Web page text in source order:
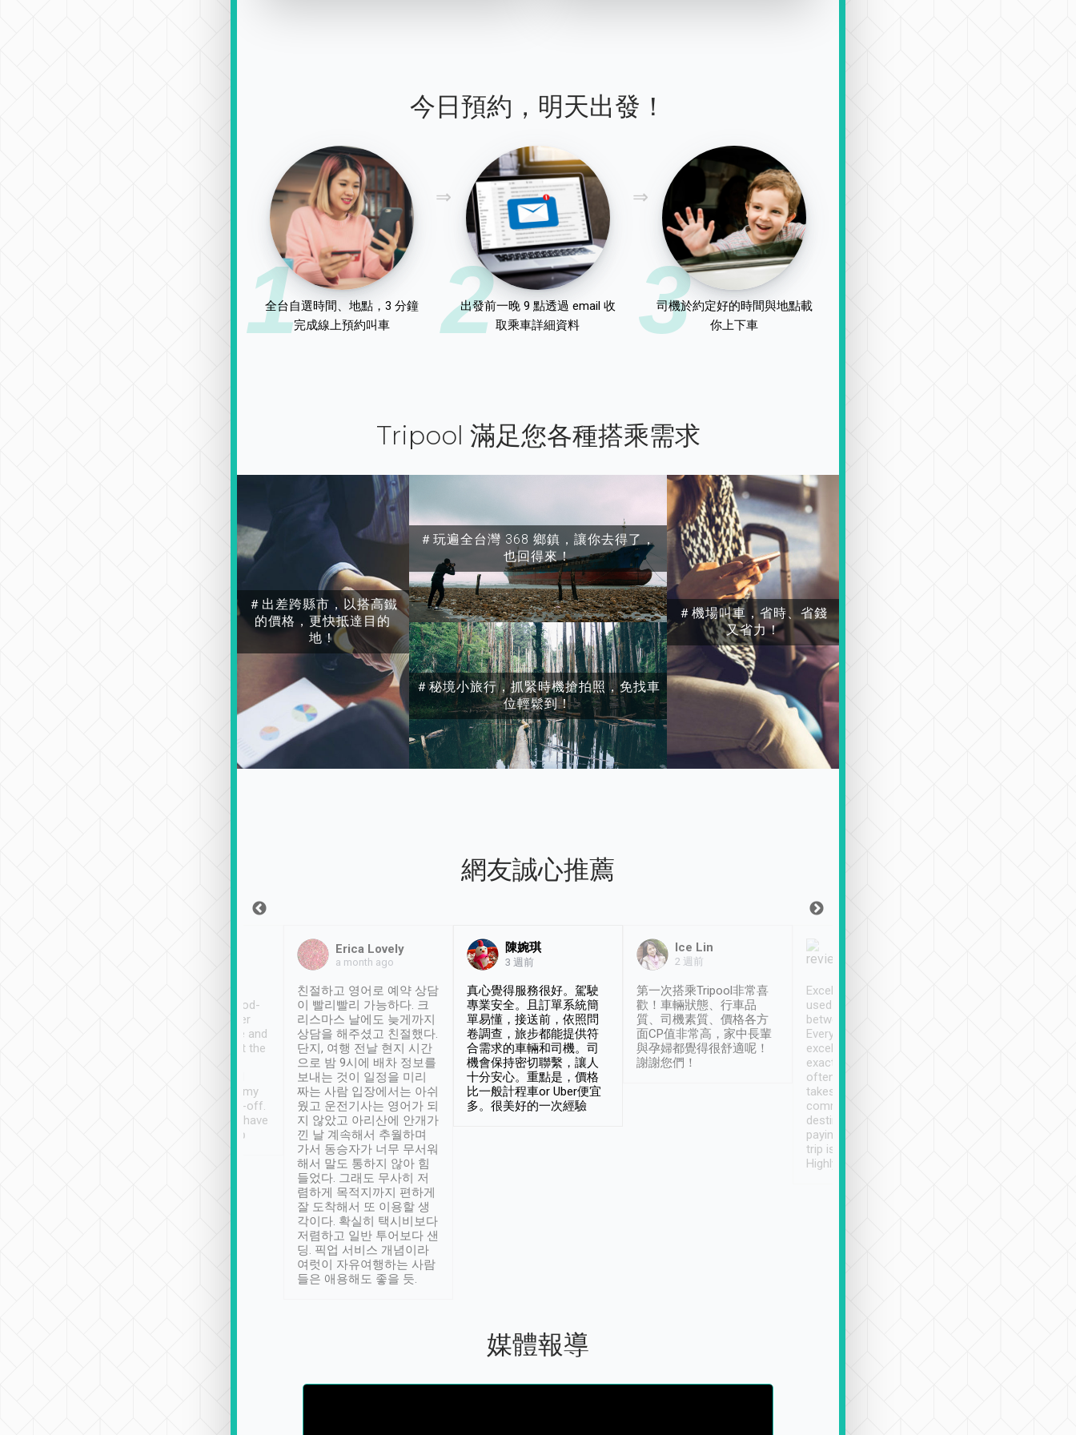
今日預約，明天出發！
1
全台自選時間、地點，3 分鐘
完成線上預約叫車
2
出發前一晚 9 點透過 email 收
取乘車詳細資料
3
司機於約定好的時間與地點載
你上下車
Tripool 滿足您各種搭乘需求
＃出差跨縣市，以搭高鐵
的價格，更快抵達目的
地！
＃玩遍全台灣 368 鄉鎮，讓你去得了，
也回得來！
＃秘境小旅行，抓緊時機搶拍照，免找車
位輕鬆到！
＃機場叫車，省時、省錢
又省力！
網友誠心推薦
service, vehicles in good-
condition and the driver
service was awesome and
thoughtful. Driver went the
have safely arrived at my
destination after drop-off.
Definitely something I have
not seen elsewhere 👍
Erica Lovely
a month ago
친절하고 영어로 예약 상담
이 빨리빨리 가능하다. 크
리스마스 날에도 늦게까지
상담을 해주셨고 친절했다.
단지, 여행 전날 현지 시간
으로 밤 9시에 배차 정보를
보내는 것이 일정을 미리
짜는 사람 입장에서는 아쉬
웠고 운전기사는 영어가 되
지 않았고 아리산에 안개가
낀 날 계속해서 추월하며
가서 동승자가 너무 무서워
해서 말도 통하지 않아 힘
들었다. 그래도 무사히 저
렴하게 목적지까지 편하게
잘 도착해서 또 이용할 생
각이다. 확실히 택시비보다
저렴하고 일반 투어보다 샌
딩. 픽업 서비스 개념이라
여럿이 자유여행하는 사람
들은 애용해도 좋을 듯.
陳婉琪
3 週前
真心覺得服務很好。駕駛
專業安全。且訂單系統簡
單易懂，接送前，依照問
卷調查，旅步都能提供符
合需求的車輛和司機。司
機會保持密切聯繫，讓人
十分安心。重點是，價格
比一般計程車or Uber便宜
多。很美好的一次經驗
Ice Lin
2 週前
第一次搭乘Tripool非常喜
歡！車輛狀態、行車品
質、司機素質、價格各方
面CP值非常高，家中長輩
與孕婦都覺得很舒適呢！
謝謝您們！
Excellent service. We have
used Tripool to travel
between cities in Taiwan.
Every driver has been
excellent and arrives
exactly on time. As there is
often limited English it
takes the difficulty out of
communicating the
destination details and
paying online prior to the
trip is very convenient.
Highly recommended
媒體報導